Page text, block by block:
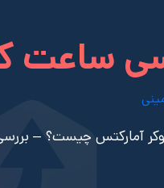
ساعت
آمارکتس چیست؟ –